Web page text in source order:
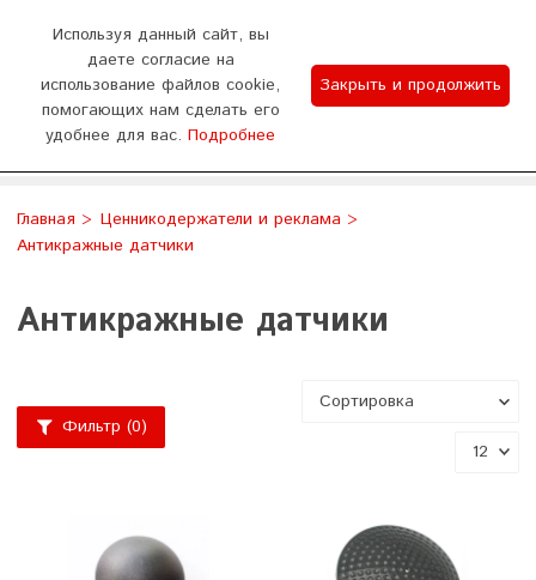
График работы
Отдел продаж 9:00-18:00 (пн - сб) Тех.поддержка
8:00-20:00 (без выходных)
WhatsApp
Главная
Ценникодержатели и реклама
Антикражные датчики
Антикражные датчики
Фильтр (0)
Используя данный сайт, вы
даете согласие на
использование файлов cookie,
помогающих нам сделать его
удобнее для вас. Подробнее
Закрыть и продолжить